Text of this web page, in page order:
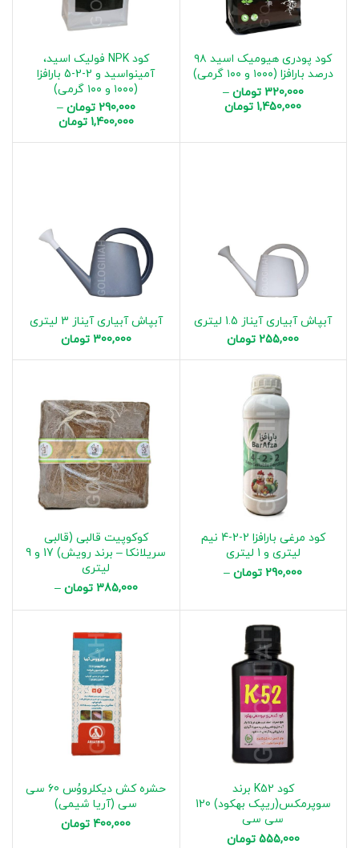
کود پودری هیومیک اسید ۹۸
درصد بارافزا (۱۰۰۰ و ۱۰۰ گرمی)
320,000 تومان –
1,450,000 تومان
کود NPK فولیک اسید،
آمینواسید و 2-2-5 بارافزا
(۱۰۰۰ و ۱۰۰ گرمی)
290,000 تومان –
1,400,000 تومان
آبپاش آبیاری آیناز 1.5 لیتری
255,000 تومان
آبپاش آبیاری آیناز 3 لیتری
300,000 تومان
کود مرغی بارافزا 2-2-4 نیم
لیتری و 1 لیتری
290,000 تومان –
کوکوپیت قالبی (قالبی
سریلانکا – برند رویش) 17 و 9
لیتری
385,000 تومان –
635,000 تومان
کود K52 برند
سوپرمکس(ریپک بهکود) 120
سی سی
555,000 تومان
حشره کش دیکلرووُس 60 سی
سی (آریا شیمی)
400,000 تومان